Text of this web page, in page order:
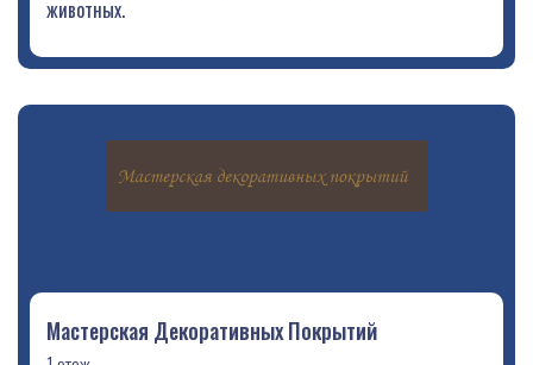
животных.
Мастерская Декоративных Покрытий